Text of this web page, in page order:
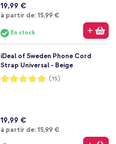
19,99 €
à partir de: À partir de
15,99 €
En stock
iDeal of Sweden Phone Cord
Strap Universal - Beige
Notation:
100%
(15)
19,99 €
à partir de: À partir de
15,99 €